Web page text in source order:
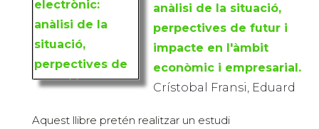
anàlisi de la situació,
perpectives de futur i
impacte en l'àmbit
econòmic i empresarial.
Crístobal Fransi, Eduard
Aquest llibre pretén realitzar un estudi